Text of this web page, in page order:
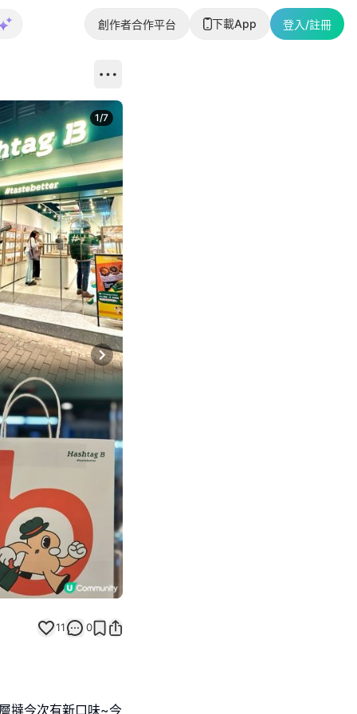
創作者合作平台 下載App 登入/註冊
Next slide
1/7
11 0
撻今次有新口味~今